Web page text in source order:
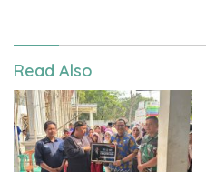
Read Also